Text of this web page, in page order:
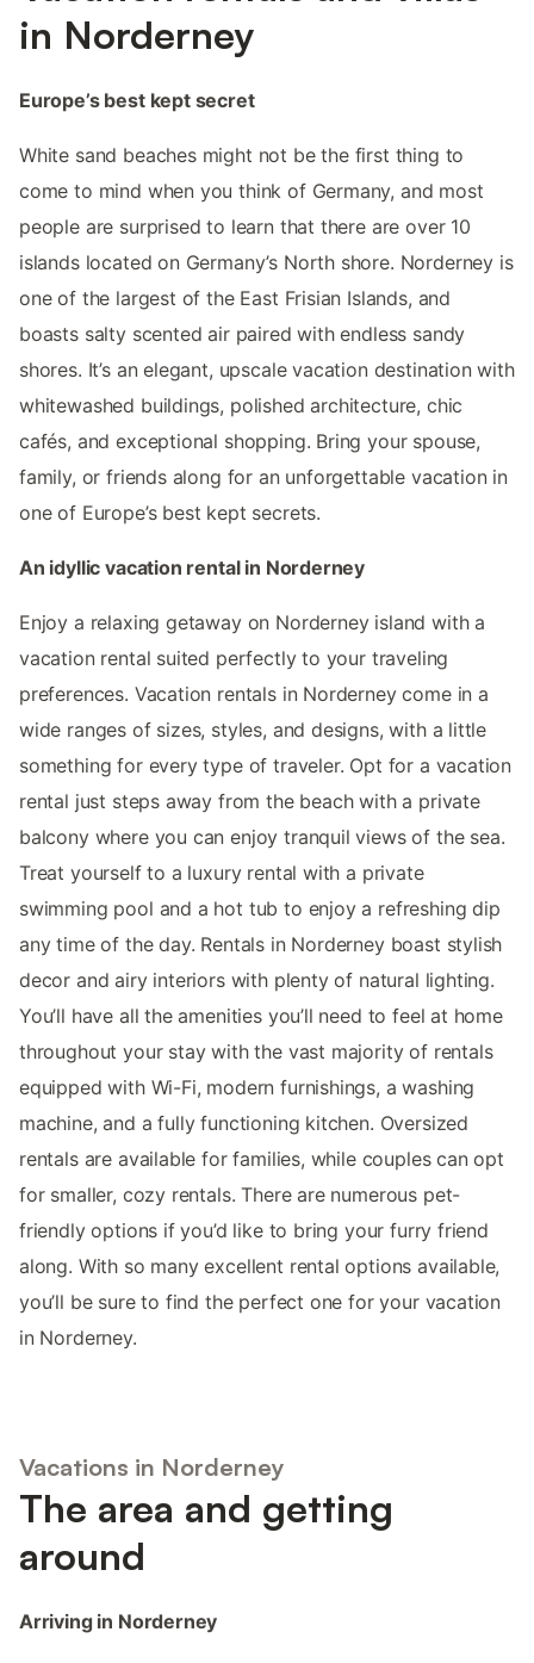
in Norderney
Europe’s best kept secret
White sand beaches might not be the first thing to
come to mind when you think of Germany, and most
people are surprised to learn that there are over 10
islands located on Germany’s North shore. Norderney is
one of the largest of the East Frisian Islands, and
boasts salty scented air paired with endless sandy
shores. It’s an elegant, upscale vacation destination with
whitewashed buildings, polished architecture, chic
cafés, and exceptional shopping. Bring your spouse,
family, or friends along for an unforgettable vacation in
one of Europe’s best kept secrets.
An idyllic vacation rental in Norderney
Enjoy a relaxing getaway on Norderney island with a
vacation rental suited perfectly to your traveling
preferences. Vacation rentals in Norderney come in a
wide ranges of sizes, styles, and designs, with a little
something for every type of traveler. Opt for a vacation
rental just steps away from the beach with a private
balcony where you can enjoy tranquil views of the sea.
Treat yourself to a luxury rental with a private
swimming pool and a hot tub to enjoy a refreshing dip
any time of the day. Rentals in Norderney boast stylish
decor and airy interiors with plenty of natural lighting.
You’ll have all the amenities you’ll need to feel at home
throughout your stay with the vast majority of rentals
equipped with Wi-Fi, modern furnishings, a washing
machine, and a fully functioning kitchen. Oversized
rentals are available for families, while couples can opt
for smaller, cozy rentals. There are numerous pet-
friendly options if you’d like to bring your furry friend
along. With so many excellent rental options available,
you’ll be sure to find the perfect one for your vacation
in Norderney.
Vacations in Norderney
The area and getting
around
Arriving in Norderney